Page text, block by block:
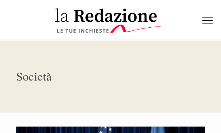
Società